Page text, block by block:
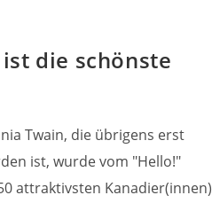
die schönste
Twain, die übrigens erst
ist, wurde vom "Hello!"
attraktivsten Kanadier(innen)